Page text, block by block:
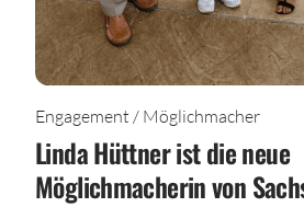
Engagement / Möglichmacher
Linda Hüttner ist die neue
Möglichmacherin von